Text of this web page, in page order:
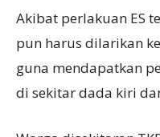
Akibat perlakuan ES
pun harus dilarikan
guna mendapatkan
di sekitar dada kiri